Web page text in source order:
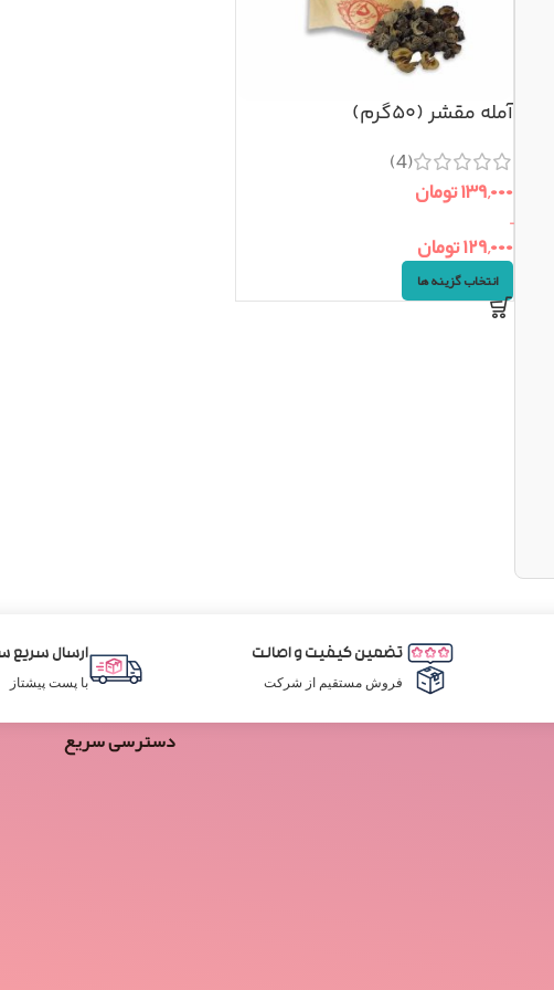
آمله مقشر (۵۰گرم)
(4)
۱۳۹,۰۰۰تومان
–
۱۲۹,۰۰۰تومان
انتخاب گزینه ها
تضمین کیفیت و اصالت
فروش مستقیم از شرکت
ارسال سریع
با پست پیشتاز
دسترسی سریع